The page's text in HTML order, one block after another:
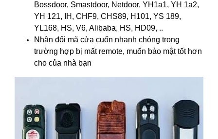
Bossdoor, Smastdoor, Netdoor, YH1a1, YH 1a2,
YH 121, IH, CHF9, CHS89, H101, YS 189,
YL168, HS, V6, Alibaba, HS, HD09, ..
Nhận đổi mã cửa cuốn nhanh chóng trong
trường hợp bị mất remote, muốn bảo mật tốt hơn
cho của nhà bạn